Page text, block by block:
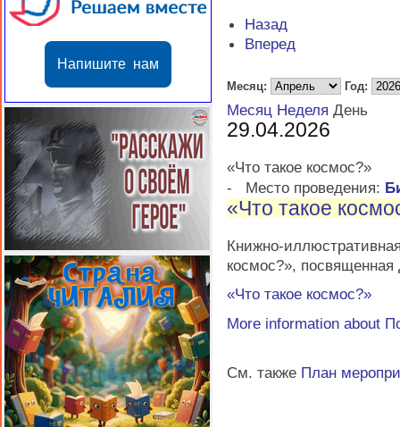
Напишите нам
Назад
Вперед
Месяц: Год:
Месяц Неделя День
29.04.2026
«Что такое космос?»
-
Место проведения:
«Что такое
Книжно-
космос?»,
«Что такое космос?»
More information about
См. также План